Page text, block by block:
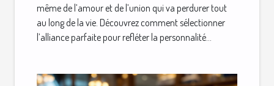
même de l’amour et de l’union qui va perdurer tout
au long de la vie. Découvrez comment sélectionner
l’alliance parfaite pour refléter la personnalité...